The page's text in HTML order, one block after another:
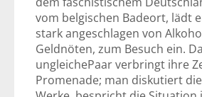
vom belgischen Badeort, lädt
stark angeschlagen von
Geldnöten, zum Besuch ein.
ungleichePaar verbringt ihre
Promenade; man diskutiert